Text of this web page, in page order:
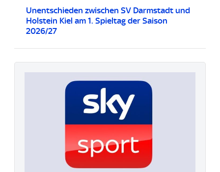
Unentschieden zwischen SV Darmstadt und
Holstein Kiel am 1. Spieltag der Saison
2026/27